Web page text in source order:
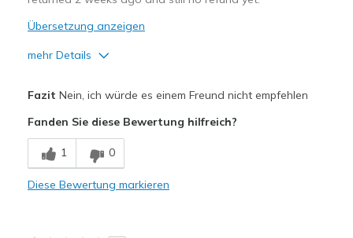
Übersetzung anzeigen
mehr Details
Nachteile
Need Break In
Poor Cushioning
Fazit Nein, ich würde es einem Freund nicht empfehlen
Fanden Sie diese Bewertung hilfreich?
1 0
Diese Bewertung markieren